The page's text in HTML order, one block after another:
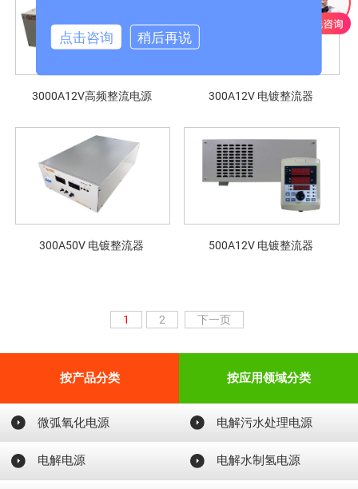
3000A12V高频整流电源 300A12V 电镀整流器
300A50V 电镀整流器 500A12V 电镀整流器
1 2 下一页
按产品分类 按应用领域分类
微弧氧化电源 电解污水处理电源
电解电源 电解水制氢电源
点击咨询 稍后再说